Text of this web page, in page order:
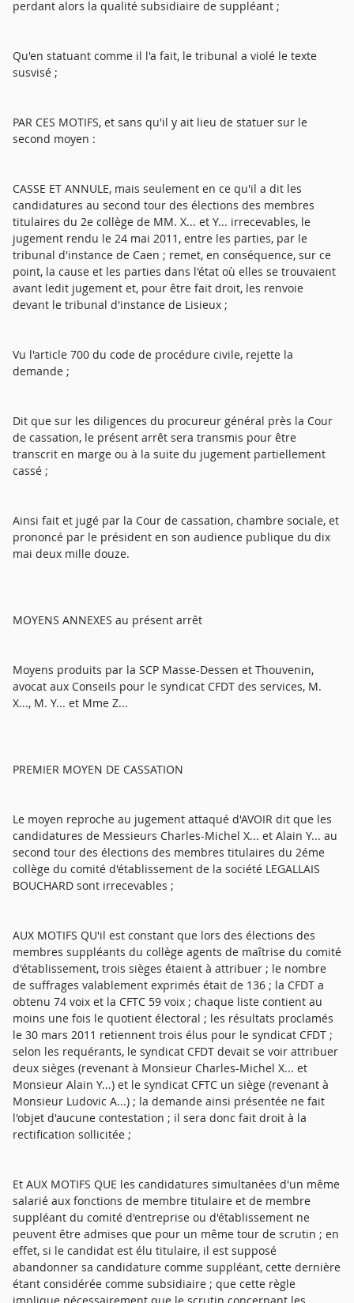
perdant alors la qualité subsidiaire de suppléant ;
Qu'en statuant comme il l'a fait, le tribunal a violé le texte
susvisé ;
PAR CES MOTIFS, et sans qu'il y ait lieu de statuer sur le
second moyen :
CASSE ET ANNULE, mais seulement en ce qu'il a dit les
candidatures au second tour des élections des membres
titulaires du 2e collège de MM. X... et Y... irrecevables, le
jugement rendu le 24 mai 2011, entre les parties, par le
tribunal d'instance de Caen ; remet, en conséquence, sur ce
point, la cause et les parties dans l'état où elles se trouvaient
avant ledit jugement et, pour être fait droit, les renvoie
devant le tribunal d'instance de Lisieux ;
Vu l'article 700 du code de procédure civile, rejette la
demande ;
Dit que sur les diligences du procureur général près la Cour
de cassation, le présent arrêt sera transmis pour être
transcrit en marge ou à la suite du jugement partiellement
cassé ;
Ainsi fait et jugé par la Cour de cassation, chambre sociale, et
prononcé par le président en son audience publique du dix
mai deux mille douze.
MOYENS ANNEXES au présent arrêt
Moyens produits par la SCP Masse-Dessen et Thouvenin,
avocat aux Conseils pour le syndicat CFDT des services, M.
X..., M. Y... et Mme Z...
PREMIER MOYEN DE CASSATION
Le moyen reproche au jugement attaqué d'AVOIR dit que les
candidatures de Messieurs Charles-Michel X... et Alain Y... au
second tour des élections des membres titulaires du 2éme
collège du comité d'établissement de la société LEGALLAIS
BOUCHARD sont irrecevables ;
AUX MOTIFS QU'il est constant que lors des élections des
membres suppléants du collège agents de maîtrise du comité
d'établissement, trois sièges étaient à attribuer ; le nombre
de suffrages valablement exprimés était de 136 ; la CFDT a
obtenu 74 voix et la CFTC 59 voix ; chaque liste contient au
moins une fois le quotient électoral ; les résultats proclamés
le 30 mars 2011 retiennent trois élus pour le syndicat CFDT ;
selon les requérants, le syndicat CFDT devait se voir attribuer
deux sièges (revenant à Monsieur Charles-Michel X... et
Monsieur Alain Y...) et le syndicat CFTC un siège (revenant à
Monsieur Ludovic A...) ; la demande ainsi présentée ne fait
l'objet d'aucune contestation ; il sera donc fait droit à la
rectification sollicitée ;
Et AUX MOTIFS QUE les candidatures simultanées d'un même
salarié aux fonctions de membre titulaire et de membre
suppléant du comité d'entreprise ou d'établissement ne
peuvent être admises que pour un même tour de scrutin ; en
effet, si le candidat est élu titulaire, il est supposé
abandonner sa candidature comme suppléant, cette dernière
étant considérée comme subsidiaire ; que cette règle